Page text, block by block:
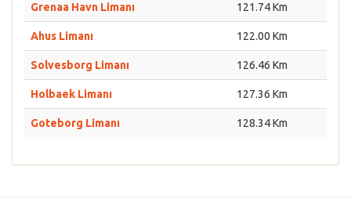
Grenaa Havn Limanı 121.74 Km
Ahus Limanı 122.00 Km
Solvesborg Limanı 126.46 Km
Holbaek Limanı 127.36 Km
Goteborg Limanı 128.34 Km